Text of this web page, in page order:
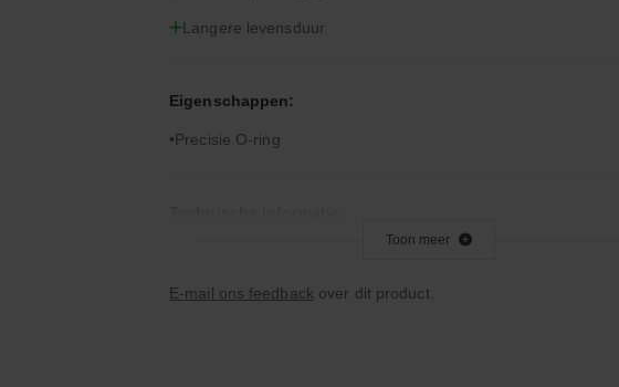
Langere levensduur
Eigenschappen:
Precisie O-ring
Let op: Viton is niet geschikt voor remvloeistof
Toon meer
E-mail ons feedback over dit product.